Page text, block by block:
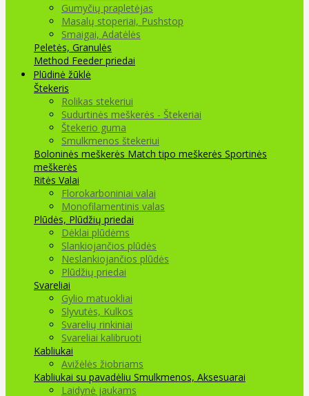
Gumyčių prapletėjas
Masalų stoperiai, Pushstop
Smaigai, Adatėlės
Peletės, Granulės
Method Feeder priedai
Plūdinė žūklė
Štekeris
Rolikas stekeriui
Sudurtinės meškerės - Štekeriai
Štekerio guma
Smulkmenos štekeriui
Boloninės meškerės Match tipo meškerės Sportinės
meškerės
Ritės Valai
Florokarboniniai valai
Monofilamentinis valas
Plūdės, Plūdžių priedai
Dėklai plūdėms
Slankiojančios plūdės
Neslankiojančios plūdės
Plūdžių priedai
Svareliai
Gylio matuokliai
Slyvutės, Kulkos
Svarelių rinkiniai
Svareliai kalibruoti
Kabliukai
Avižėlės žiobriams
Kabliukai su pavadėliu Smulkmenos, Aksesuarai
Laidynė jaukams